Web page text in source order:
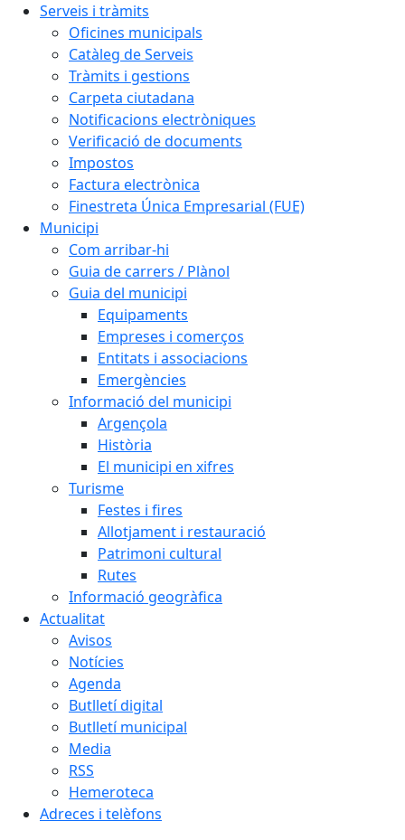
Serveis i tràmits
Oficines municipals
Catàleg de Serveis
Tràmits i gestions
Carpeta ciutadana
Notificacions electròniques
Verificació de documents
Impostos
Factura electrònica
Finestreta Única Empresarial (FUE)
Municipi
Com arribar-hi
Guia de carrers / Plànol
Guia del municipi
Equipaments
Empreses i comerços
Entitats i associacions
Emergències
Informació del municipi
Argençola
Història
El municipi en xifres
Turisme
Festes i fires
Allotjament i restauració
Patrimoni cultural
Rutes
Informació geogràfica
Actualitat
Avisos
Notícies
Agenda
Butlletí digital
Butlletí municipal
Media
RSS
Hemeroteca
Adreces i telèfons